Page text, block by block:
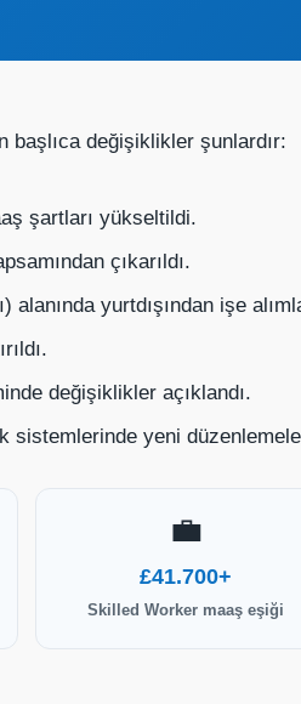
başlıca değişiklikler şunlardır:
şartları yükseltildi.
çıkarıldı.
alanında yurtdışından işe
değişiklikler açıklandı.
sistemlerinde yeni
💼
£41.700+
Skilled Worker maaş eşiği